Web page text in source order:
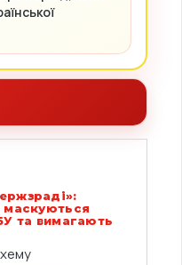
маскуються
та вимагають